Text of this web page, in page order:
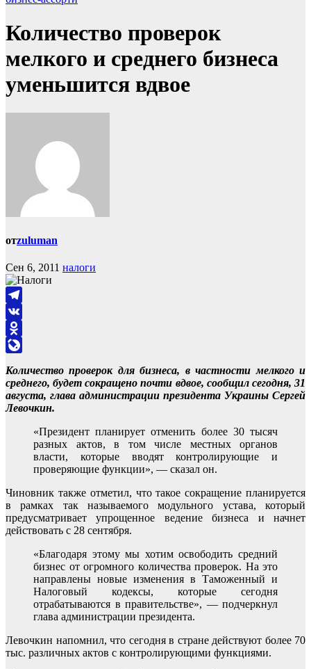
Количество проверок
мелкого и среднего бизнеса
уменьшится вдвое
отzuluman
Сен 6, 2011 налоги
Telegram
VK
Odnoklassniki
Количество проверок для бизнеса, в частности мелкого и
среднего, будет сокращено почти вдвое, сообщил сегодня, 31
августа, глава администрации президента Украины Сергей
Левочкин.
«Президент планирует отменить более 30 тысяч
разных актов, в том числе местных органов
власти, которые вводят контролирующие и
проверяющие функции», — сказал он.
Чиновник также отметил, что такое сокращение планируется
в рамках так называемого модульного устава, который
предусматривает упрощенное ведение бизнеса и начнет
действовать с 28 сентября.
«Благодаря этому мы хотим освободить средний
бизнес от огромного количества проверок. На это
направлены новые изменения в Таможенный и
Налоговый кодексы, которые сегодня
отрабатываются в правительстве», — подчеркнул
глава администрации президента.
Левочкин напомнил, что сегодня в стране действуют более 70
тыс. различных актов с контролирующими функциями.